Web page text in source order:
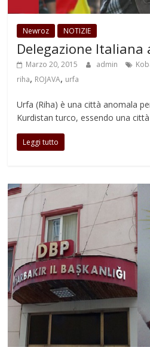
Newroz NOTIZIE
Delegazione Italiana
Marzo 20, 2015 admin
riha, ROJAVA, urfa
Urfa (Riha) è una città anomala
Kurdistan turco, essendo una
Leggi tutto